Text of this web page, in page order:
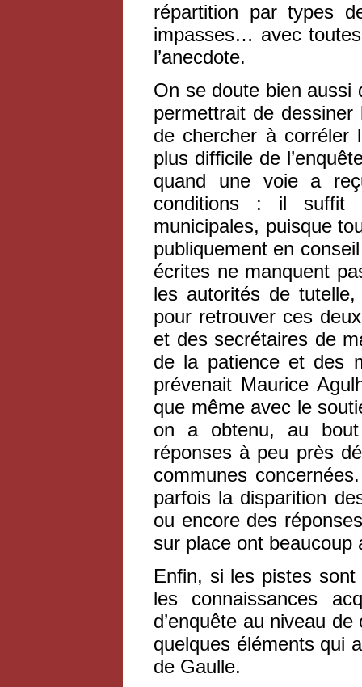
répartition par types
impasses… avec
l’anecdote.
On se doute bien aussi
permettrait de
de chercher à corréler
plus difficile de
quand une voie a
conditions : il suffit
municipales, puisque
publiquement en
écrites ne manquent
les autorités de tutelle,
pour retrouver ces
et des secrétaires de
de la patience et des
prévenait Maurice
que même avec le
on a obtenu, au bout
réponses à peu près
communes
parfois la disparition
ou encore des
sur place ont beaucoup
Enfin, si les pistes
les connaissances
d’enquête au niveau
quelques éléments qui
de Gaulle.